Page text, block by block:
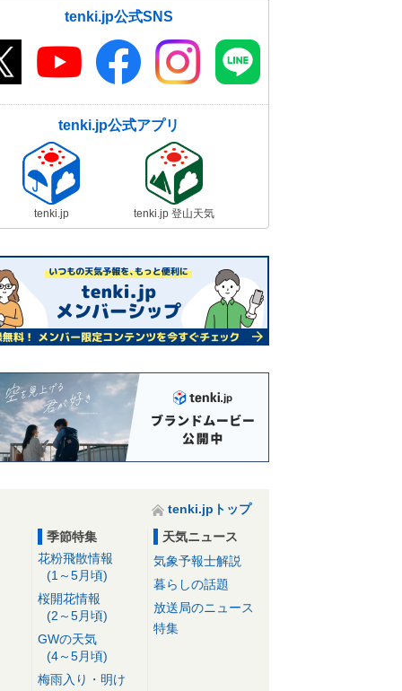
tenki.jp公式SNS
tenki.jp公式アプリ
tenki.jp tenki.jp 登山天気
tenki.jpトップ
季節特集
花粉飛散情報
(1～5月頃)
桜開花情報
(2～5月頃)
GWの天気
(4～5月頃)
梅雨入り・明け
天気ニュース
気象予報士解説
暮らしの話題
放送局のニュース
特集